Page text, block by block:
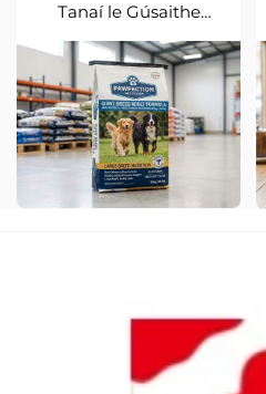
Tanaí le Gúsaithe
Taobhacha Láidre